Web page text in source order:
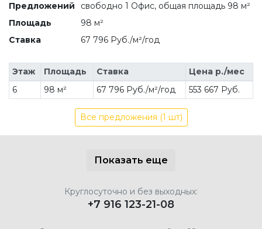
Предложений
свободно 1 Офис, общая площадь 98 м²
Площадь
98 м²
Ставка
67 796 Руб./м²/год
Этаж Площадь Ставка
Цена р./мес
6
98 м² 67 796 Руб./м²/год 553 667 Руб.
Все предложения (1 шт)
Показать еще
Круглосуточно и без выходных:
+7 916 123-21-08